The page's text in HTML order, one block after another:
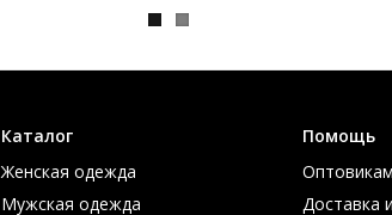
Каталог
Женская одежда
Мужская одежда
Помощь
Оптовикам
Доставка